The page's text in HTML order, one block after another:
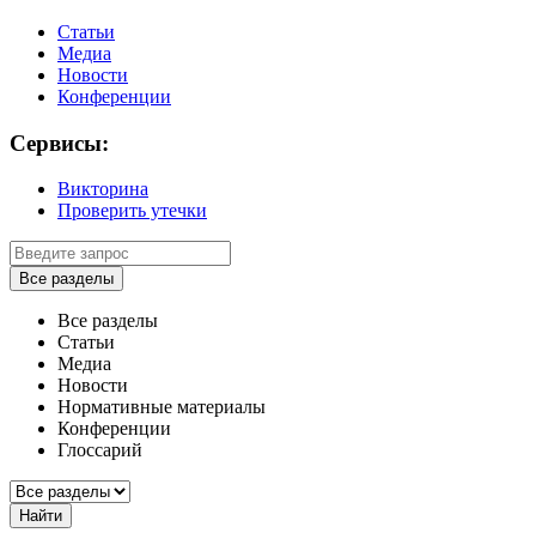
Статьи
Медиа
Новости
Конференции
Сервисы:
Викторина
Проверить утечки
Все разделы
Все разделы
Статьи
Медиа
Новости
Нормативные материалы
Конференции
Глоссарий
Найти